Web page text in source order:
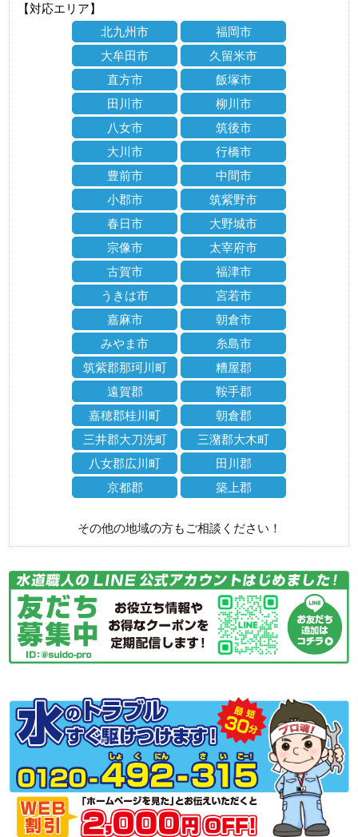
【対応エリア】
北九州市
福岡市
大牟田市
久留米市
直方市
飯塚市
田川市
柳川市
八女市
筑後市
大川市
行橋市
豊前市
中間市
小郡市
筑紫野市
春日市
大野城市
宗像市
太宰府市
古賀市
福津市
うきは市
宮若市
嘉麻市
朝倉市
みやま市
糸島市
筑紫郡那珂川町
糟屋郡
遠賀郡
鞍手郡
嘉穂郡桂川町
朝倉郡
三井郡大刀洗町
三潴郡大木町
八女郡広川町
田川郡
京都郡
築上郡
その他の地域の方もご相談ください！